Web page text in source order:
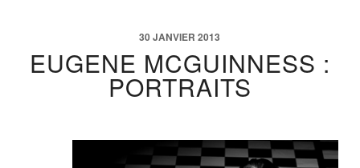
30 JANVIER 2013
EUGENE MCGUINNESS :
PORTRAITS